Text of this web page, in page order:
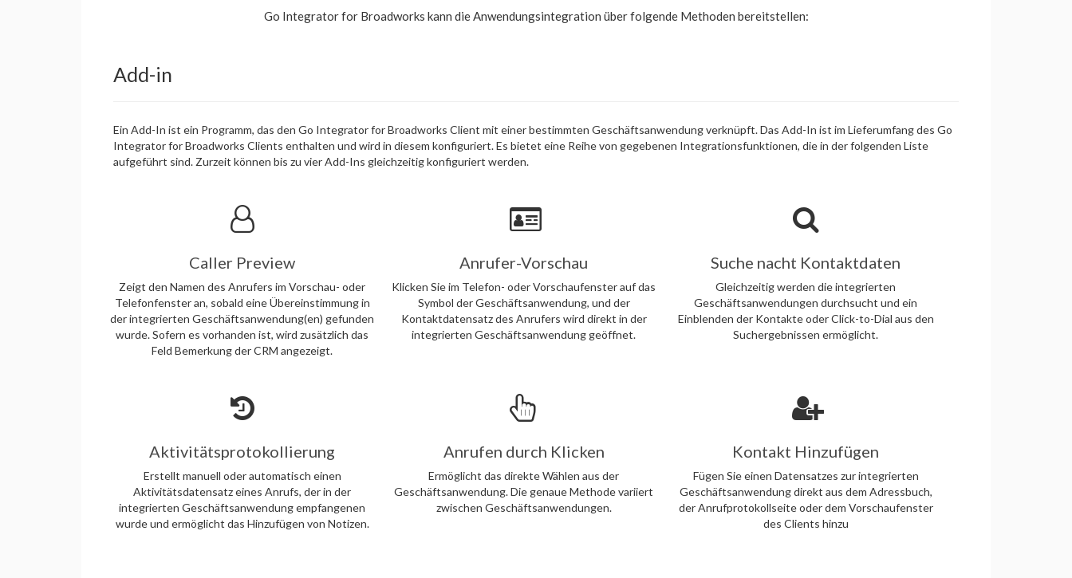
Go Integrator for Broadworks kann die Anwendungsintegration über folgende Methoden bereitstellen:
Add-in
Ein Add-In ist ein Programm, das den Go Integrator for Broadworks Client mit einer bestimmten Geschäftsanwendung verknüpft. Das Add-In ist im Lieferumfang des Go
Integrator for Broadworks Clients enthalten und wird in diesem konfiguriert. Es bietet eine Reihe von gegebenen Integrationsfunktionen, die in der folgenden Liste
aufgeführt sind. Zurzeit können bis zu vier Add-Ins gleichzeitig konfiguriert werden.
Caller Preview
Zeigt den Namen des Anrufers im Vorschau- oder
Telefonfenster an, sobald eine Übereinstimmung in
der integrierten Geschäftsanwendung(en) gefunden
wurde. Sofern es vorhanden ist, wird zusätzlich das
Feld Bemerkung der CRM angezeigt.
Anrufer-Vorschau
Klicken Sie im Telefon- oder Vorschaufenster auf das
Symbol der Geschäftsanwendung, und der
Kontaktdatensatz des Anrufers wird direkt in der
integrierten Geschäftsanwendung geöffnet.
Suche nacht Kontaktdaten
Gleichzeitig werden die integrierten
Geschäftsanwendungen durchsucht und ein
Einblenden der Kontakte oder Click-to-Dial aus den
Suchergebnissen ermöglicht.
Aktivitätsprotokollierung
Erstellt manuell oder automatisch einen
Aktivitätsdatensatz eines Anrufs, der in der
integrierten Geschäftsanwendung empfangenen
wurde und ermöglicht das Hinzufügen von Notizen.
Anrufen durch Klicken
Ermöglicht das direkte Wählen aus der
Geschäftsanwendung. Die genaue Methode variiert
zwischen Geschäftsanwendungen.
Kontakt Hinzufügen
Fügen Sie einen Datensatzes zur integrierten
Geschäftsanwendung direkt aus dem Adressbuch,
der Anrufprotokollseite oder dem Vorschaufenster
des Clients hinzu